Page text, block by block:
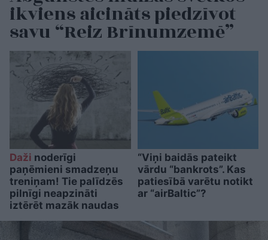
ikviens aicināts piedzīvot
savu “Reiz Brīnumzemē”
Daži noderīgi
paņēmieni smadzeņu
treniņam! Tie palīdzēs
pilnīgi neapzināti
iztērēt mazāk naudas
“Viņi baidās pateikt
vārdu “bankrots”. Kas
patiesībā varētu notikt
ar “airBaltic”?